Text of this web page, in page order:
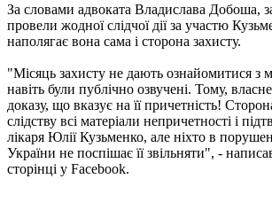
За словами адвоката Владислава Добоша,
провели жодної слідчої дії за участю
наполягає вона сама і сторона захисту.
"Місяць захисту не дають ознайомитися з
навіть були публічно озвучені. Тому,
доказу, що вказує на її причетність!
слідству всі матеріали непричетності і
лікаря Юлії Кузьменко, але ніхто в
України не поспішає її звільняти", -
сторінці у Facebook.